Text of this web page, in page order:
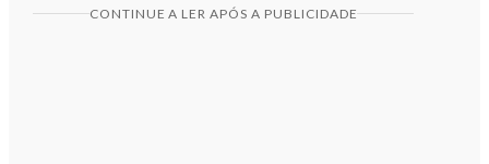
CONTINUE A LER APÓS A PUBLICIDADE